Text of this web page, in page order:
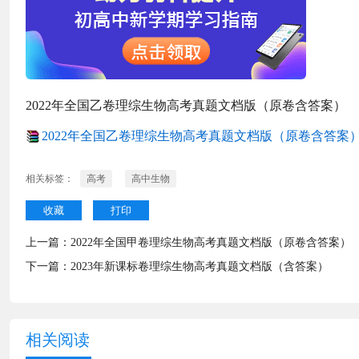
2022年全国乙卷理综生物高考真题文档版（原卷含答案）
2022年全国乙卷理综生物高考真题文档版（原卷含答案
相关标签： 高考 高中生物
收藏 打印
上一篇： 2022年全国甲卷理综生物高考真题文档版（原卷含答案）
下一篇： 2023年新课标卷理综生物高考真题文档版（含答案）
相关阅读